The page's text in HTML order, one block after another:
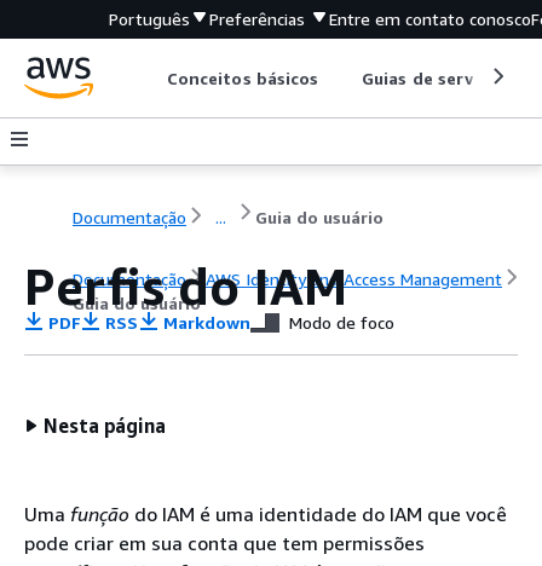
Português Preferências Entre em contato conosco
Conceitos básicos Guias de serviço
Documentação ... Guia do usuário
Documentação
AWS Identity and Access Management
Guia do usuário
Perfis do IAM
PDF RSS Markdown Modo de foco
Nesta página
Uma função do IAM é uma identidade do IAM que você
pode criar em sua conta que tem permissões